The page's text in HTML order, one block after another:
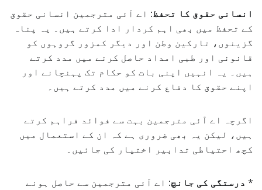
انسانی حقوق کا تحفظ: اے آئی مترجمین انسانی حقوق
کے تحفظ میں بھی اہم کردار ادا کرتے ہیں۔ یہ پناہ
گزینوں، تارکین وطن اور دیگر کمزور گروہوں کو
قانونی اور طبی امداد حاصل کرنے میں مدد کرتے
ہیں۔ یہ انہیں اپنی بات کو حکام تک پہنچانے اور
اپنے حقوق کا دفاع کرنے میں مدد کرتے ہیں۔
اگرچہ اے آئی مترجمین بہت سے فوائد فراہم کرتے
ہیں، لیکن یہ بھی ضروری ہے کہ ان کے استعمال میں
کچھ احتیاطی تدابیر اختیار کی جائیں۔
* درستگی کی جانچ: اے آئی مترجمین سے حاصل ہونے